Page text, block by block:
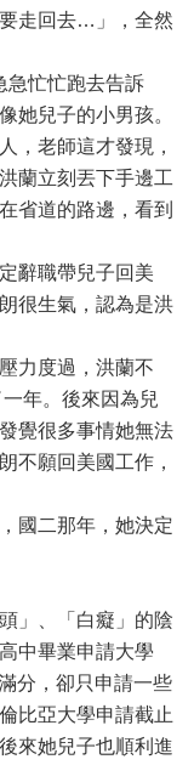
要走回去…」，全然
急忙忙跑去告訴
她兒子的小男孩。
，老師這才發現，
蘭立刻丟下手邊工
省道的路邊，看到
辭職帶兒子回美
很生氣，認為是洪
力度過，洪蘭不
年。後來因為兒
覺很多事情她無法
不願回美國工作，
國二那年，她決定
」、「白癡」的陰
中畢業申請大學
分，卻只申請一些
比亞大學申請截止
來她兒子也順利進